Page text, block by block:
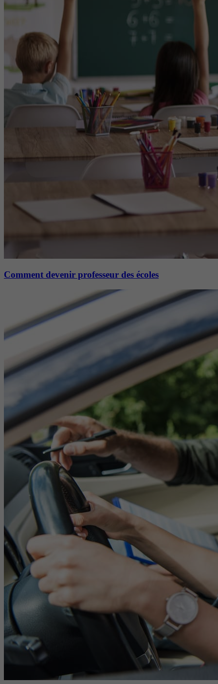
Comment devenir professeur des écoles